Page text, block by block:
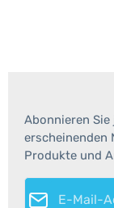
Abonnieren
erscheinenden
Produkte und
E-Mail-Adresse*